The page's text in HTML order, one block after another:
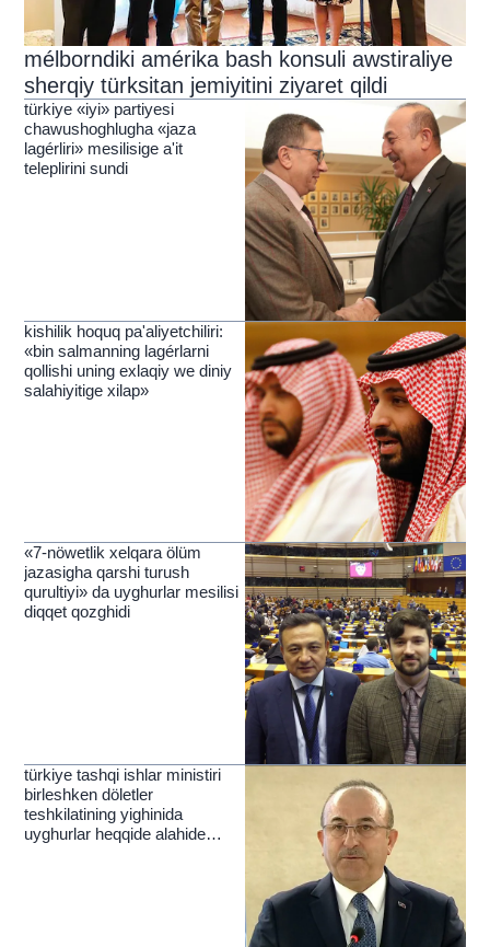
mélborndiki amérika bash konsuli awstiraliye
sherqiy türksitan jemiyitini ziyaret qildi
türkiye «iyi» partiyesi
chawushoghlugha «jaza
lagérliri» mesilisige a'it
teleplirini sundi
kishilik hoquq pa'aliyetchiliri:
«bin salmanning lagérlarni
qollishi uning exlaqiy we diniy
salahiyitige xilap»
«7-nöwetlik xelqara ölüm
jazasigha qarshi turush
qurultiyi» da uyghurlar mesilisi
diqqet qozghidi
türkiye tashqi ishlar ministiri
birleshken döletler
teshkilatining yighinida
uyghurlar heqqide alahide